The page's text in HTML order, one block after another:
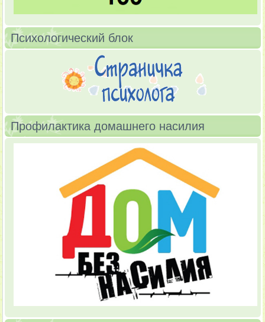
Психологический блок
Профилактика домашнего насилия